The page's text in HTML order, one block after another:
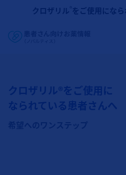
メ
クロザリル をご使用にな
Site Logo
クロザリル®をご使用に
なられている患者さんへ